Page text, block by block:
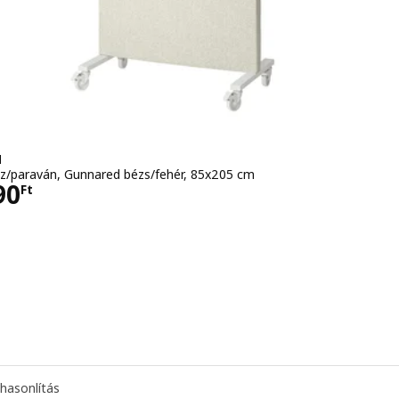
paraván, Gunnared bézs/fehér, 85x205 cm
Ft